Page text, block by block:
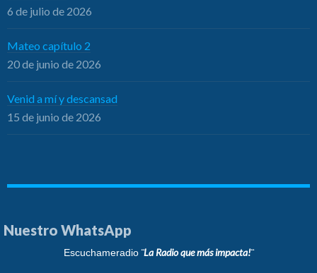
6 de julio de 2026
Mateo capítulo 2
20 de junio de 2026
Venid a mí y descansad
15 de junio de 2026
Nuestro WhatsApp
Escuchameradio¨La Radio que más impacta!¨